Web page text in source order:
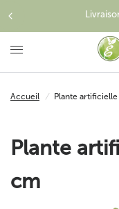
Accueil / Plante
Plante
cm